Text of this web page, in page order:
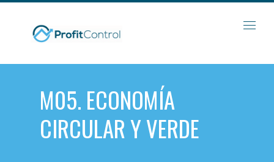
Skip
M05. ECONOMÍA
CIRCULAR Y VERDE